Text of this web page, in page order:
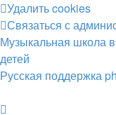
Удалить cookies
Связаться с
Музыкальная школа
детей
Русская поддержка